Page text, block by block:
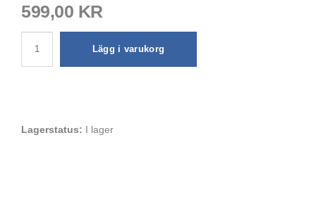
599,00 KR
Lägg i varukorg
Lagerstatus: I lager